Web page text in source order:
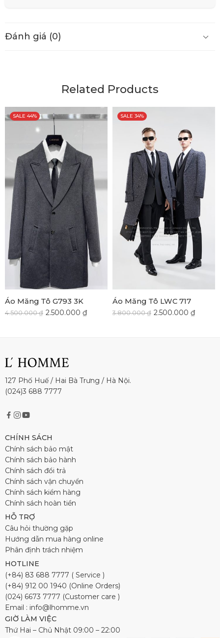
Đánh giá (0)
Related Products
SALE 44%
Áo Măng Tô G793 3K
4.500.000₫ 2.500.000 ₫
SALE 34%
Áo Măng Tô LWC 717
3.800.000₫ 2.500.000 ₫
127 Phố Huế / Hai Bà Trưng / Hà Nội.
(024)3 688 7777
CHÍNH SÁCH
Chính sách bảo mật
Chính sách bảo hành
Chính sách đổi trả
Chính sách vận chuyển
Chính sách kiểm hàng
Chính sách hoàn tiền
HỖ TRỢ
Câu hỏi thường gặp
Hướng dẫn mua hàng online
Phân định trách nhiệm
HOTLINE
(+84) 83 688 7777 ( Service )
(+84) 912 00 1940 (Online Orders)
(024) 6673 7777 (Customer care )
Email : info@lhomme.vn
GIỜ LÀM VIỆC
Thứ Hai – Chủ Nhật 09:00 – 22:00